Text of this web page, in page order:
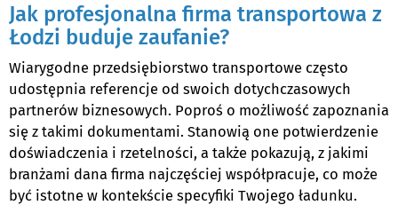
Jak profesjonalna firma transportowa z
Łodzi buduje zaufanie?
Wiarygodne przedsiębiorstwo transportowe często
udostępnia referencje od swoich dotychczasowych
partnerów biznesowych. Poproś o możliwość zapoznania
się z takimi dokumentami. Stanowią one potwierdzenie
doświadczenia i rzetelności, a także pokazują, z jakimi
branżami dana firma najczęściej współpracuje, co może
być istotne w kontekście specyfiki Twojego ładunku.